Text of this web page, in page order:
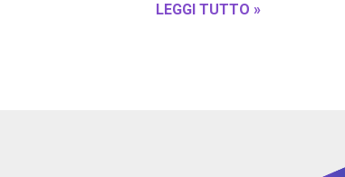
LEGGI TUTTO »